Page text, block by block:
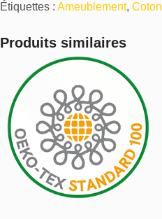
Étiquettes : Ameublement, Coton
Produits similaires